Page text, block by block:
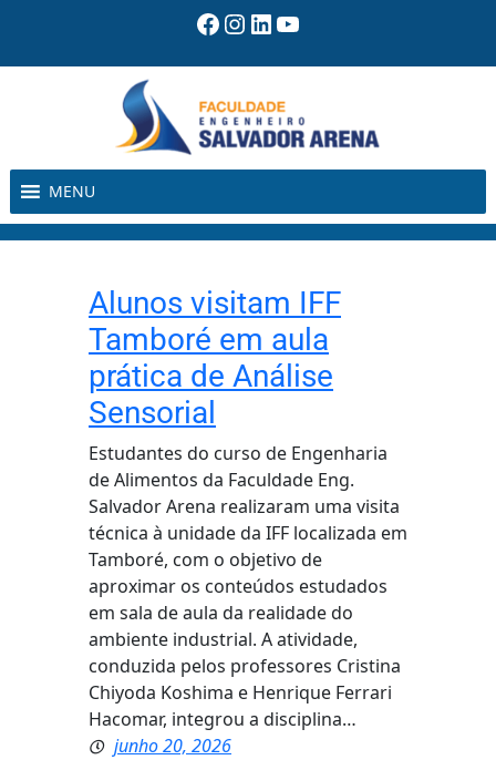
o
Facebook
Instagram
LinkedIn
Youtube
MENU
Alunos visitam IFF
Tamboré em aula
prática de Análise
Sensorial
Estudantes do curso de Engenharia
de Alimentos da Faculdade Eng.
Salvador Arena realizaram uma visita
técnica à unidade da IFF localizada em
Tamboré, com o objetivo de
aproximar os conteúdos estudados
em sala de aula da realidade do
ambiente industrial. A atividade,
conduzida pelos professores Cristina
Chiyoda Koshima e Henrique Ferrari
Hacomar, integrou a disciplina…
junho 20, 2026